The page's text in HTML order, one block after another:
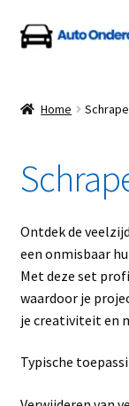
Ga
door
navigatie
Ga
naar
inhoud
Auto Onderdelen
Betalen en
Blog
Contact
Klantenservice
Home
Ontdek de
een onmisbaar
Met deze set
waardoor je
je creativiteit en
Typische